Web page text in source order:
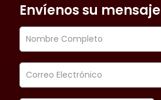
Envíenos su mensaje